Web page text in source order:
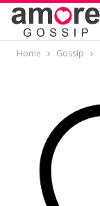
Home Gossip